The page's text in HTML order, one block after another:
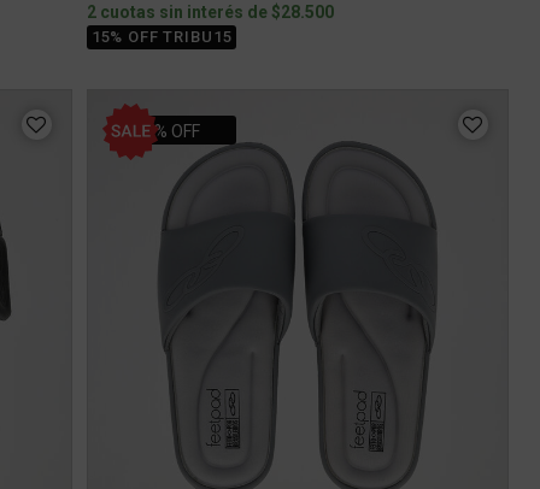
2 cuotas sin interés de $28.500
15% OFF TRIBU15
22% OFF